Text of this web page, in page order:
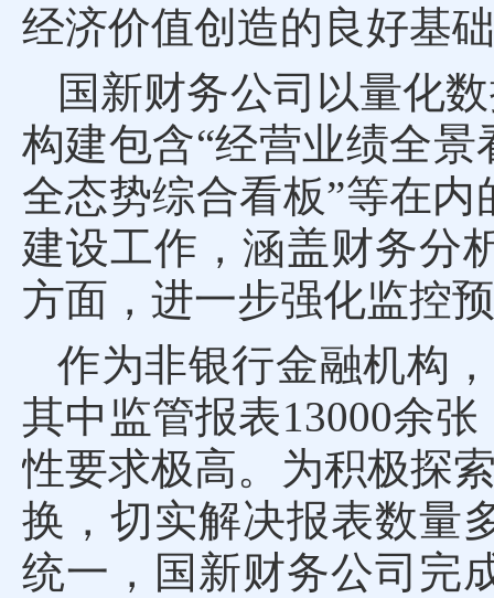
经济价值创造的良好基
国新财务公司以量化
构建包含“经营业绩全
全态势综合看板”等在
建设工作，涵盖财务分
方面，进一步强化监控
作为非银行金融机构
其中监管报表13000余
性要求极高。为积极探
换，切实解决报表数量
统一，国新财务公司完